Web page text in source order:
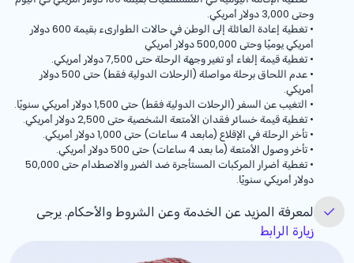
وحتى 3,000 دولار أمريكي.
•
تغطية إعادة العائلة إلى الوطن في حالات الطوارىء بقيمة 600 دولار
أمريكي يوميًا وحتى 500,000 دولار أمريكي
• تغطية قيمة إلغاء أو تغير وجهة الرحلة حتى 7,500 دولار أمريكي.
•
عدم اللحاق برحلة مواصلة (الرحلات الدولية فقط) حتى 500 دولار
أمريكي.
• التغيب عن السفر (الرحلات الدولية فقط) حتى 1,500 دولار أمريكي سنويًا.
• تغطية قيمة خسائر فقدان الأمتعة الشخصية حتى 2,500 دولار أمريكي.
• تأخر الرحلة في الإقلاع (مابعد 4 ساعات) حتى 1,000 دولار أمريكي.
• تأخر وصول الأمتعة (ما بعد 4 ساعات) حتى 500 دولار أمريكي.
•
تغطية أضرار المركبات المستأجرة ضد الضرر والاصطدام حتى 50,000
دولار أمريكي سنويًا.
لمعرفة المزيد عن الخدمة وعن الشروط والأحكام. يرجى
زيارة الرابط